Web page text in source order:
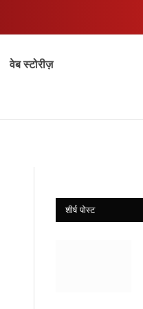
वेब स्टोरीज़
शीर्ष पोस्ट